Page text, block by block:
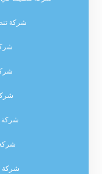
شركة
شركة
شركة